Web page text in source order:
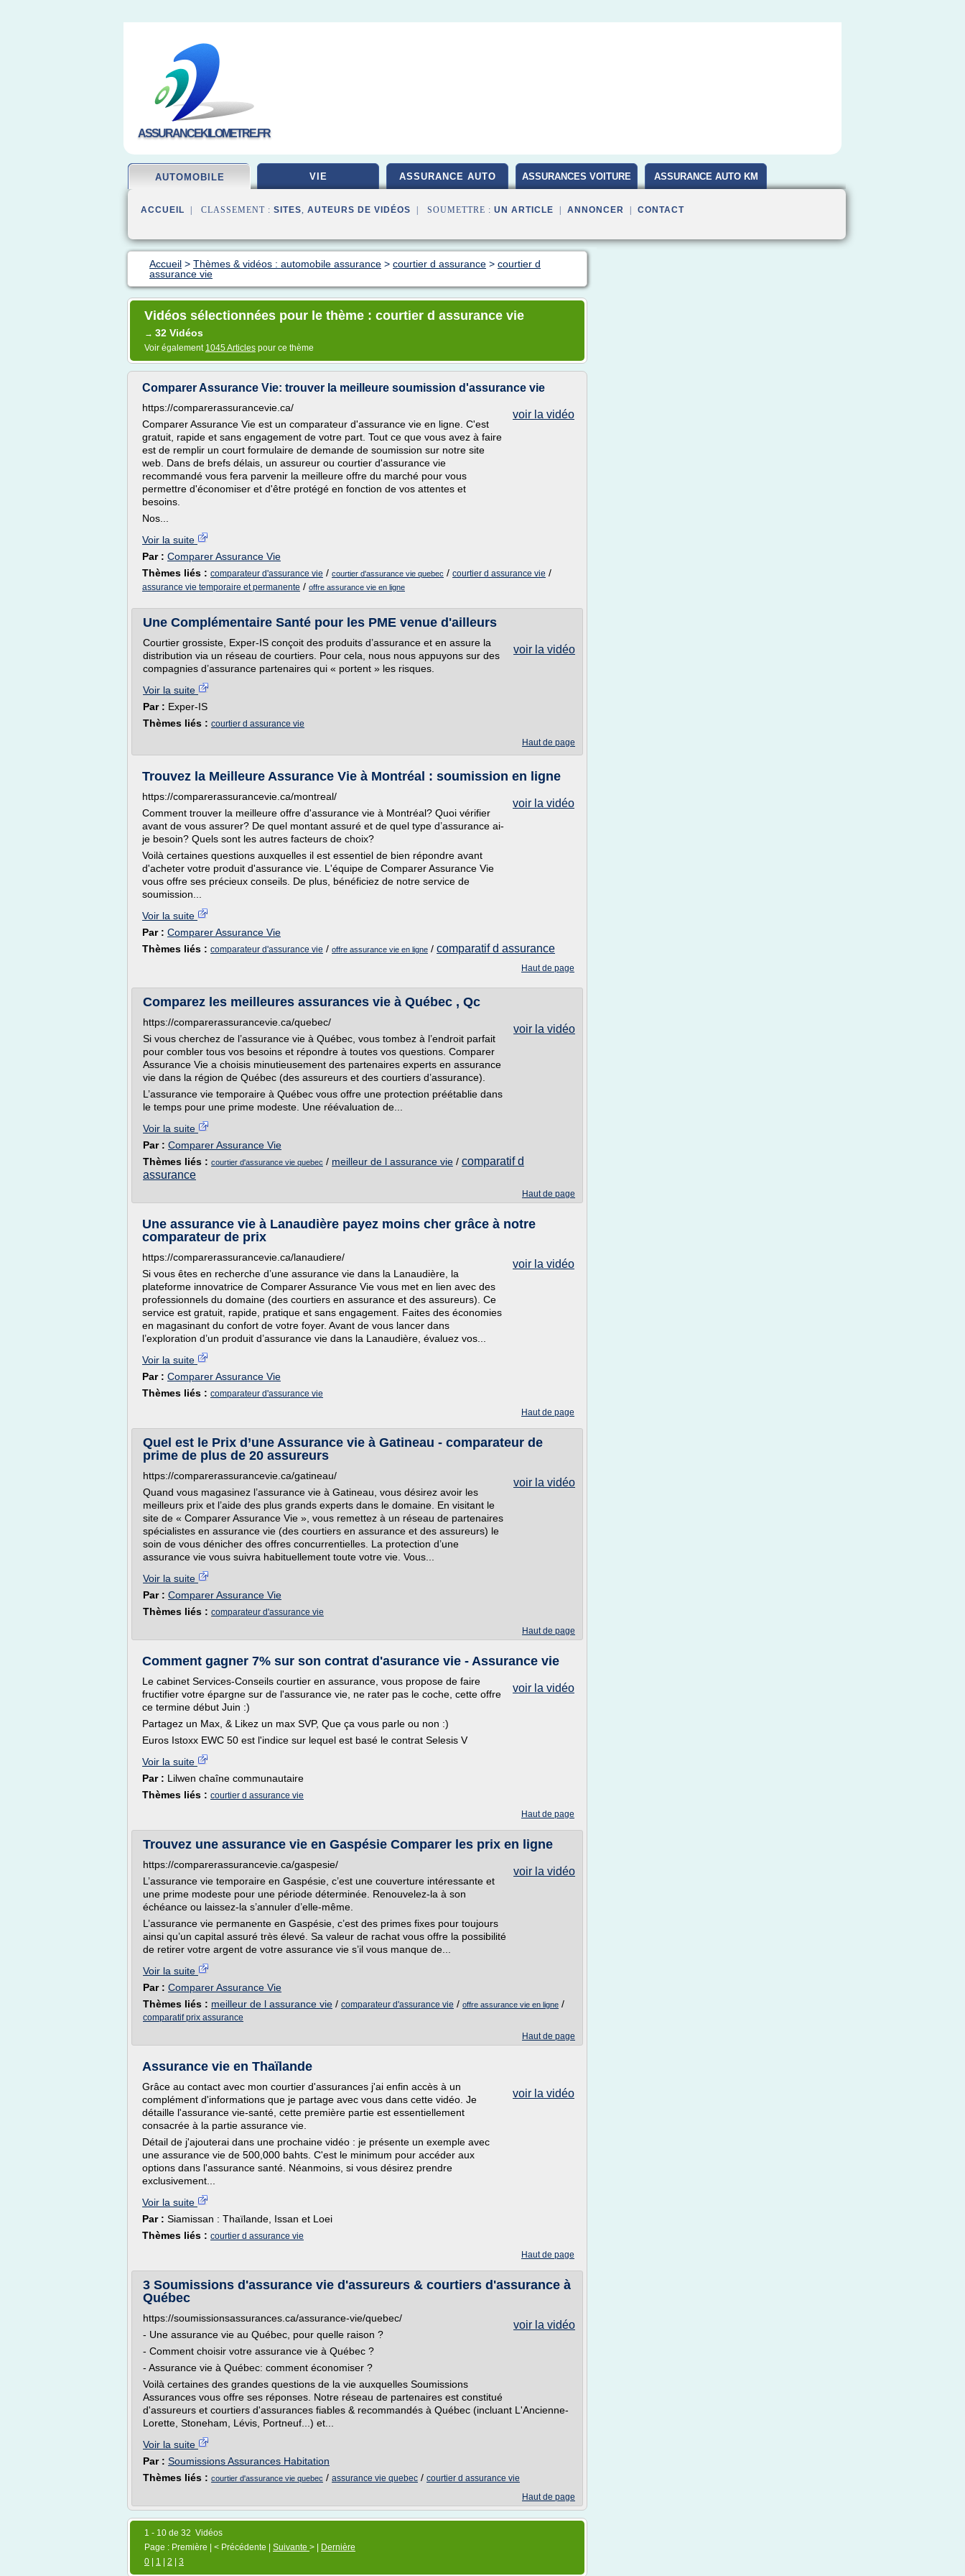
ASSURANCEKILOMETRE.FR
AUTOMOBILE VIE ASSURANCE AUTO ASSURANCES VOITURE ASSURANCE AUTO KM
ACCUEIL | CLASSEMENT : SITES, AUTEURS DE VIDÉOS | SOUMETTRE : UN ARTICLE ANNONCER CONTACT
Accueil > Thèmes & vidéos : automobile assurance > courtier d assurance > courtier d
assurance vie
Vidéos sélectionnées pour le thème : courtier d assurance vie
→ 32 Vidéos
Voir également 1045 Articles pour ce thème
Comparer Assurance Vie: trouver la meilleure soumission d'assurance vie
voir la vidéo
https://comparerassurancevie.ca/
Comparer Assurance Vie est un comparateur d'assurance vie en ligne. C'est
gratuit, rapide et sans engagement de votre part. Tout ce que vous avez à faire
est de remplir un court formulaire de demande de soumission sur notre site
web. Dans de brefs délais, un assureur ou courtier d'assurance vie
recommandé vous fera parvenir la meilleure offre du marché pour vous
permettre d'économiser et d'être protégé en fonction de vos attentes et
besoins.
Nos...
Voir la suite
Par : Comparer Assurance Vie
Thèmes liés : comparateur d'assurance vie / courtier d'assurance vie quebec / courtier d assurance vie /
assurance vie temporaire et permanente / offre assurance vie en ligne
Une Complémentaire Santé pour les PME venue d'ailleurs
voir la vidéo
Courtier grossiste, Exper-IS conçoit des produits d’assurance et en assure la
distribution via un réseau de courtiers. Pour cela, nous nous appuyons sur des
compagnies d’assurance partenaires qui « portent » les risques.
Voir la suite
Par : Exper-IS
Thèmes liés : courtier d assurance vie
Haut de page
Trouvez la Meilleure Assurance Vie à Montréal : soumission en ligne
voir la vidéo
https://comparerassurancevie.ca/montreal/
Comment trouver la meilleure offre d'assurance vie à Montréal? Quoi vérifier
avant de vous assurer? De quel montant assuré et de quel type d’assurance ai-
je besoin? Quels sont les autres facteurs de choix?
Voilà certaines questions auxquelles il est essentiel de bien répondre avant
d'acheter votre produit d'assurance vie. L'équipe de Comparer Assurance Vie
vous offre ses précieux conseils. De plus, bénéficiez de notre service de
soumission...
Voir la suite
Par : Comparer Assurance Vie
Thèmes liés : comparateur d'assurance vie / offre assurance vie en ligne / comparatif d assurance
Haut de page
Comparez les meilleures assurances vie à Québec , Qc
voir la vidéo
https://comparerassurancevie.ca/quebec/
Si vous cherchez de l’assurance vie à Québec, vous tombez à l’endroit parfait
pour combler tous vos besoins et répondre à toutes vos questions. Comparer
Assurance Vie a choisis minutieusement des partenaires experts en assurance
vie dans la région de Québec (des assureurs et des courtiers d’assurance).
L’assurance vie temporaire à Québec vous offre une protection préétablie dans
le temps pour une prime modeste. Une réévaluation de...
Voir la suite
Par : Comparer Assurance Vie
Thèmes liés : courtier d'assurance vie quebec / meilleur de l assurance vie / comparatif d
assurance
Haut de page
Une assurance vie à Lanaudière payez moins cher grâce à notre
comparateur de prix
voir la vidéo
https://comparerassurancevie.ca/lanaudiere/
Si vous êtes en recherche d’une assurance vie dans la Lanaudière, la
plateforme innovatrice de Comparer Assurance Vie vous met en lien avec des
professionnels du domaine (des courtiers en assurance et des assureurs). Ce
service est gratuit, rapide, pratique et sans engagement. Faites des économies
en magasinant du confort de votre foyer. Avant de vous lancer dans
l’exploration d’un produit d’assurance vie dans la Lanaudière, évaluez vos...
Voir la suite
Par : Comparer Assurance Vie
Thèmes liés : comparateur d'assurance vie
Haut de page
Quel est le Prix d’une Assurance vie à Gatineau - comparateur de
prime de plus de 20 assureurs
voir la vidéo
https://comparerassurancevie.ca/gatineau/
Quand vous magasinez l’assurance vie à Gatineau, vous désirez avoir les
meilleurs prix et l’aide des plus grands experts dans le domaine. En visitant le
site de « Comparer Assurance Vie », vous remettez à un réseau de partenaires
spécialistes en assurance vie (des courtiers en assurance et des assureurs) le
soin de vous dénicher des offres concurrentielles. La protection d’une
assurance vie vous suivra habituellement toute votre vie. Vous...
Voir la suite
Par : Comparer Assurance Vie
Thèmes liés : comparateur d'assurance vie
Haut de page
Comment gagner 7% sur son contrat d'asurance vie - Assurance vie
voir la vidéo
Le cabinet Services-Conseils courtier en assurance, vous propose de faire
fructifier votre épargne sur de l'assurance vie, ne rater pas le coche, cette offre
ce termine début Juin :)
Partagez un Max, & Likez un max SVP, Que ça vous parle ou non :)
Euros Istoxx EWC 50 est l'indice sur lequel est basé le contrat Selesis V
Voir la suite
Par : Lilwen chaîne communautaire
Thèmes liés : courtier d assurance vie
Haut de page
Trouvez une assurance vie en Gaspésie Comparer les prix en ligne
voir la vidéo
https://comparerassurancevie.ca/gaspesie/
L’assurance vie temporaire en Gaspésie, c’est une couverture intéressante et
une prime modeste pour une période déterminée. Renouvelez-la à son
échéance ou laissez-la s’annuler d’elle-même.
L’assurance vie permanente en Gaspésie, c’est des primes fixes pour toujours
ainsi qu’un capital assuré très élevé. Sa valeur de rachat vous offre la possibilité
de retirer votre argent de votre assurance vie s’il vous manque de...
Voir la suite
Par : Comparer Assurance Vie
Thèmes liés : meilleur de l assurance vie / comparateur d'assurance vie / offre assurance vie en ligne /
comparatif prix assurance
Haut de page
Assurance vie en Thaïlande
voir la vidéo
Grâce au contact avec mon courtier d'assurances j'ai enfin accès à un
complément d'informations que je partage avec vous dans cette vidéo. Je
détaille l'assurance vie-santé, cette première partie est essentiellement
consacrée à la partie assurance vie.
Détail de j'ajouterai dans une prochaine vidéo : je présente un exemple avec
une assurance vie de 500,000 bahts. C'est le minimum pour accéder aux
options dans l'assurance santé. Néanmoins, si vous désirez prendre
exclusivement...
Voir la suite
Par : Siamissan : Thaïlande, Issan et Loei
Thèmes liés : courtier d assurance vie
Haut de page
3 Soumissions d'assurance vie d'assureurs & courtiers d'assurance à
Québec
voir la vidéo
https://soumissionsassurances.ca/assurance-vie/quebec/
- Une assurance vie au Québec, pour quelle raison ?
- Comment choisir votre assurance vie à Québec ?
- Assurance vie à Québec: comment économiser ?
Voilà certaines des grandes questions de la vie auxquelles Soumissions
Assurances vous offre ses réponses. Notre réseau de partenaires est constitué
d'assureurs et courtiers d'assurances fiables & recommandés à Québec (incluant L'Ancienne-
Lorette, Stoneham, Lévis, Portneuf...) et...
Voir la suite
Par : Soumissions Assurances Habitation
Thèmes liés : courtier d'assurance vie quebec / assurance vie quebec / courtier d assurance vie
Haut de page
1 - 10 de 32 Vidéos
Page : Première | < Précédente | Suivante > |
Dernière
0
1 2 3